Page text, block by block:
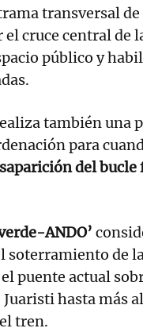
transversal de
cruce central de
público y
también una
para
del
ANDO’
soterramiento de
puente actual
hasta más
tren.